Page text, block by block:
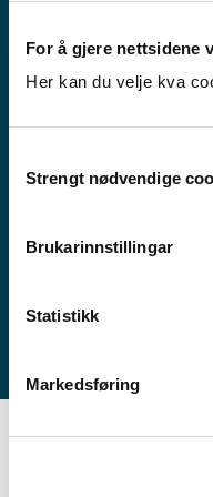
For å gjere nettsidene
Her kan du velje kva
Selection
Strengt nødvendige
Brukarinnstillingar
Statistikk
Markedsføring
Sogndal
Stord